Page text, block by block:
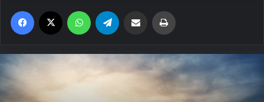
Facebook WhatsApp Email'den paylaş